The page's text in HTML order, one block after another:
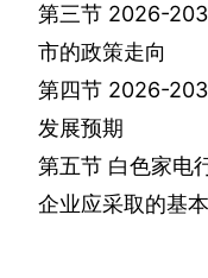
第三节 2026-
市的政策走向
第四节 2026-
发展预期
第五节 白色家电
企业应采取的基